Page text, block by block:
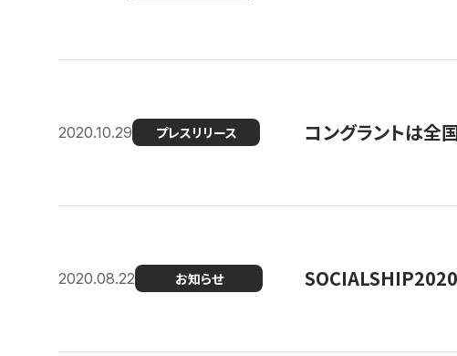
2020.10.29 プレスリリース コングラントは全
2020.08.22 お知らせ